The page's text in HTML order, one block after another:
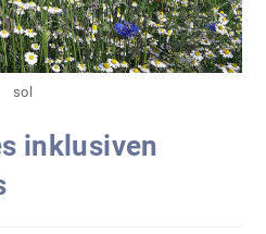
sol
inklusiven